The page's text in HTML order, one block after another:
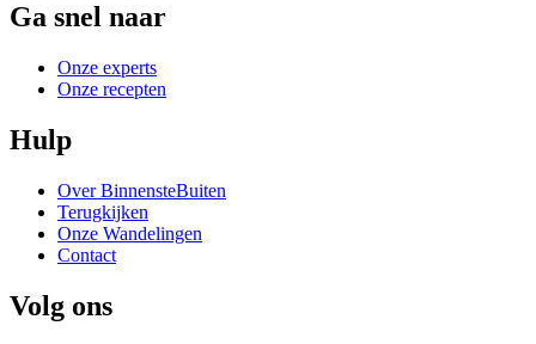
Ga snel naar
Onze experts
Onze recepten
Hulp
Over BinnensteBuiten
Terugkijken
Onze Wandelingen
Contact
Volg ons